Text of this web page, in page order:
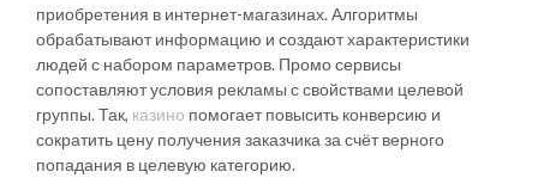
приобретения в интернет-магазинах. Алгоритмы
обрабатывают информацию и создают характеристики
людей с набором параметров. Промо сервисы
сопоставляют условия рекламы с свойствами целевой
группы. Так, казино помогает повысить конверсию и
сократить цену получения заказчика за счёт верного
попадания в целевую категорию.